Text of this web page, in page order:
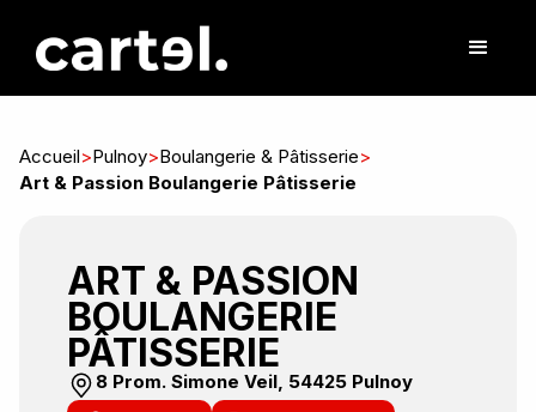
Accueil>Pulnoy>Boulangerie & Pâtisserie>
Art & Passion Boulangerie Pâtisserie
ART & PASSION
BOULANGERIE
PÂTISSERIE
8 Prom. Simone Veil, 54425 Pulnoy